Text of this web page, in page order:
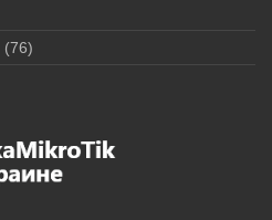
(76)